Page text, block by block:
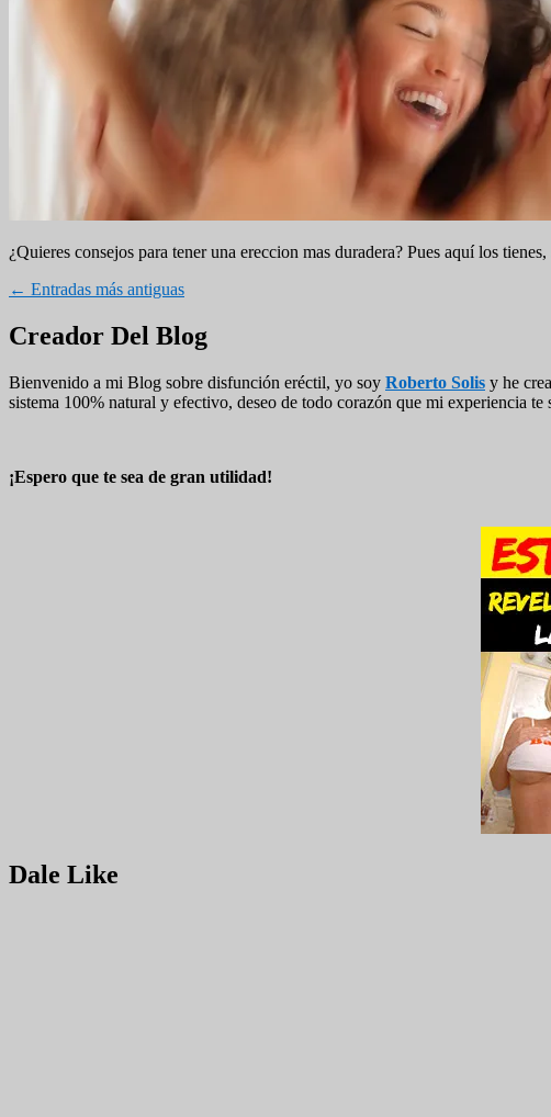
¿Quieres consejos para tener una ereccion mas duradera? Pues aquí los
Navegación
entradas
← Entradas más antiguas
El
de
lateral
Creador Del Blog
Bienvenido a mi Blog sobre disfunción eréctil, yo soy Roberto Solis y he
sistema 100% natural y efectivo, deseo de todo corazón que mi experiencia te
¡Espero que te sea de gran utilidad!
Dale Like